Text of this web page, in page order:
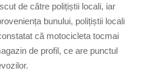
de către polițiștii locali, iar
bunului, polițiștii locali
că motocicleta tocmai
de profil, ce are punctul